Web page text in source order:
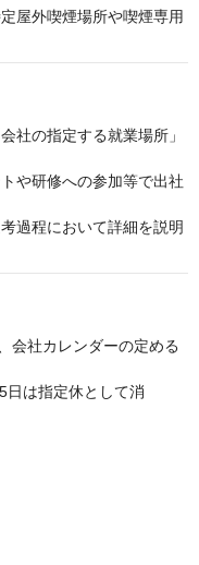
屋外喫煙場所や喫煙専用
会社カレンダーの定める
日は指定休として消